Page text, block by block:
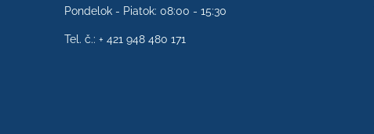
Pondelok - Piatok: 08:00 - 15:30
Tel. č.: + 421 948 480 171